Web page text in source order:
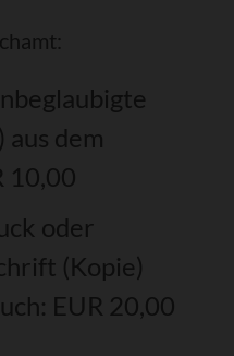
dem
10,00
oder
(Kopie)
EUR 20,00